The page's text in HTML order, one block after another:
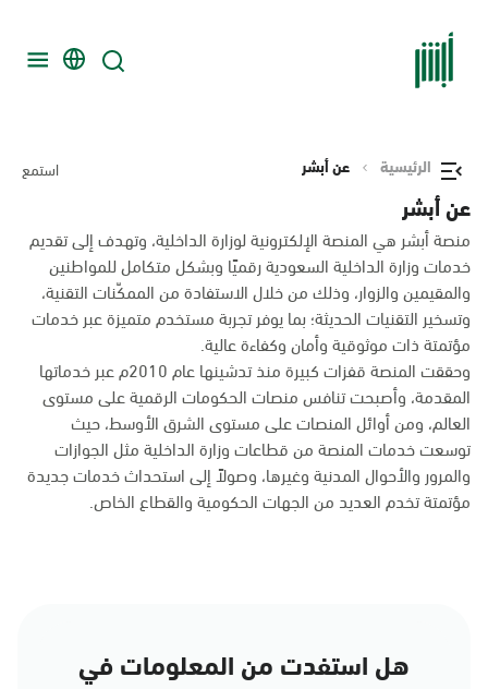
الرئيسية عن أبشر استمع
عن أبشر
منصة أبشر هي المنصة الإلكترونية لوزارة الداخلية، وتهدف إلى تقديم
خدمات وزارة الداخلية السعودية رقميًا وبشكل متكامل للمواطنين
والمقيمين والزوار، وذلك من خلال الاستفادة من الممكّنات التقنية،
وتسخير التقنيات الحديثة؛ بما يوفر تجربة مستخدم متميزة عبر خدمات
مؤتمتة ذات موثوقية وأمان وكفاءة عالية.
وحققت المنصة قفزات كبيرة منذ تدشينها عام 2010م عبر خدماتها
المقدمة، وأصبحت تنافس منصات الحكومات الرقمية على مستوى
العالم، ومن أوائل المنصات على مستوى الشرق الأوسط، حيث
توسعت خدمات المنصة من قطاعات وزارة الداخلية مثل الجوازات
والمرور والأحوال المدنية وغيرها، وصولاً إلى استحداث خدمات جديدة
مؤتمتة تخدم العديد من الجهات الحكومية والقطاع الخاص.
هل استفدت من المعلومات في